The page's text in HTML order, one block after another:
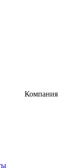
Компания